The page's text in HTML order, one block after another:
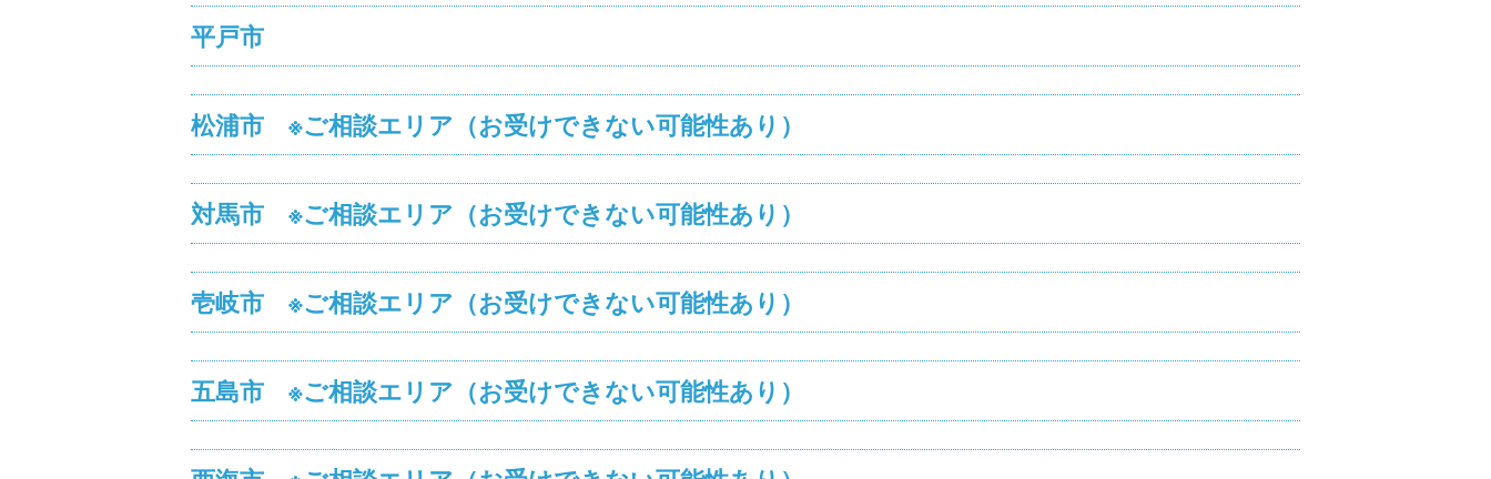
平戸市
松浦市 ※ご相談エリア（お受けできない可能性あり）
対馬市 ※ご相談エリア（お受けできない可能性あり）
壱岐市 ※ご相談エリア（お受けできない可能性あり）
五島市 ※ご相談エリア（お受けできない可能性あり）